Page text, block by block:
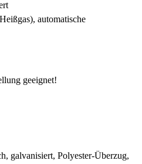
automatische
geeignet!
galvanisiert, Polyester-Überzug,